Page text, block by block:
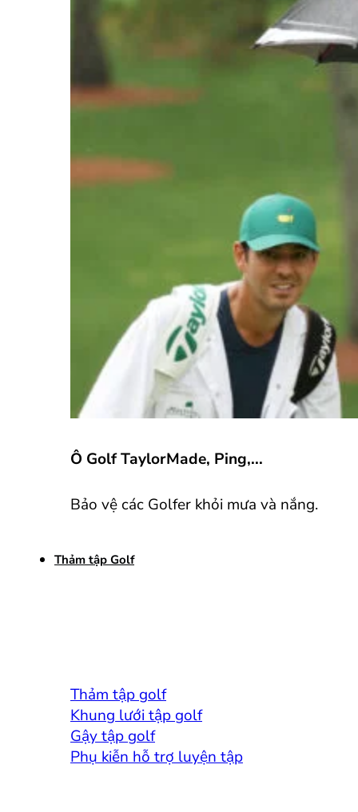
Ô Golf TaylorMade, Ping,...
Bảo vệ các Golfer khỏi mưa và nắng.
Thảm tập Golf
Thảm tập golf
Khung lưới tập golf
Gậy tập golf
Phụ kiễn hỗ trợ luyện tập